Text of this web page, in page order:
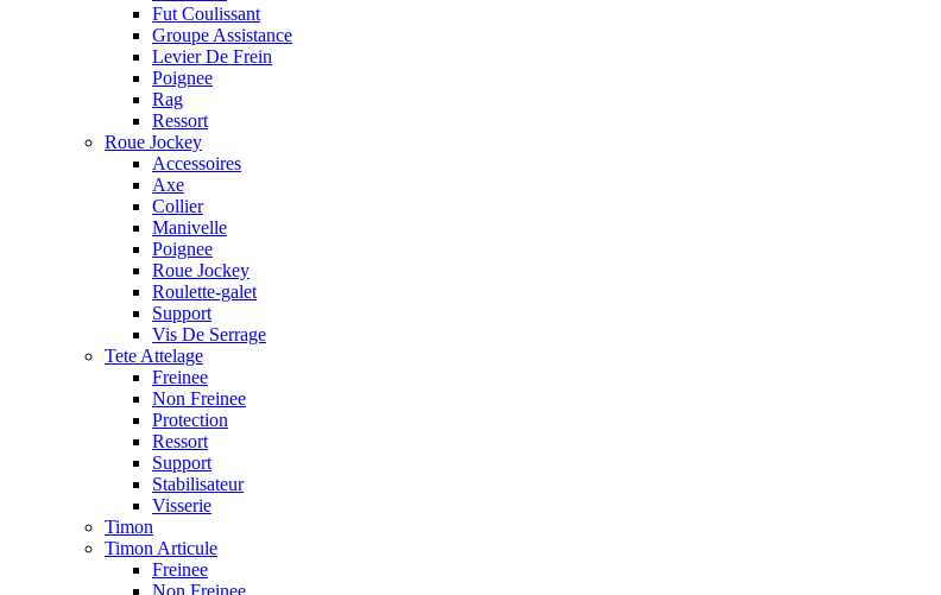
Fut Coulissant
Groupe Assistance
Levier De Frein
Poignee
Rag
Ressort
Roue Jockey
Accessoires
Axe
Collier
Manivelle
Poignee
Roue Jockey
Roulette-galet
Support
Vis De Serrage
Tete Attelage
Freinee
Non Freinee
Protection
Ressort
Support
Stabilisateur
Visserie
Timon
Timon Articule
Freinee
Non Freinee